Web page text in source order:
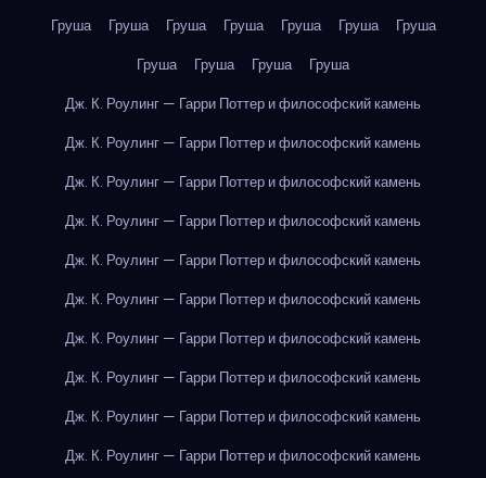
Груша
Груша Груша Груша Груша Груша
Груша
Груша
Груша Груша
Груша
Дж. К. Роулинг — Гарри Поттер и философский камень
Дж. К. Роулинг — Гарри Поттер и философский камень
Дж. К. Роулинг — Гарри Поттер и философский камень
Дж. К. Роулинг — Гарри Поттер и философский камень
Дж. К. Роулинг — Гарри Поттер и философский камень
Дж. К. Роулинг — Гарри Поттер и философский камень
Дж. К. Роулинг — Гарри Поттер и философский камень
Дж. К. Роулинг — Гарри Поттер и философский камень
Дж. К. Роулинг — Гарри Поттер и философский камень
Дж. К. Роулинг — Гарри Поттер и философский камень